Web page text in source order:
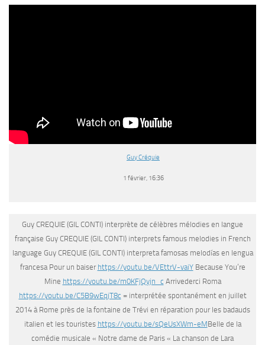
Guy Créquie
1 février, 16:36
Guy CREQUIE (GIL CONTI) interprète de célèbres mélodies en langue
française Guy CREQUIE (GIL CONTI) interprets famous melodies in French
language Guy CREQUIE (GIL CONTI) interpreta famosas melodías en lengua
francesa Pour un baiser https://youtu.be/VEttrV-vaiYBecause You’re
Mine https://youtu.be/m0KFjQyjn_c Arrivederci Roma
https://youtu.be/C5B9wEqjT8c = interprétée spontanément en juillet
2014 à Rome près de la fontaine de Trévi en réparation pour les badauds
italien et les touristes https://youtu.be/sQeUsXWm-eMBelle de la
comédie musicale « Notre dame de Paris « La chanson de Lara